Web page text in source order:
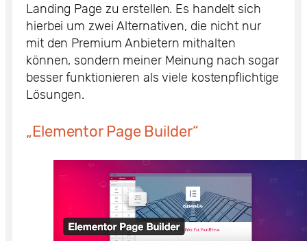
Landing Page zu erstellen. Es handelt sich
hierbei um zwei Alternativen, die nicht nur
mit den Premium Anbietern mithalten
können, sondern meiner Meinung nach sogar
besser funktionieren als viele kostenpflichtige
Lösungen.
„Elementor Page Builder“